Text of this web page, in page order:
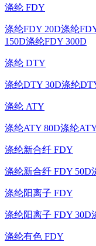
涤纶 FDY
涤纶FDY 20D涤纶
150D涤纶FDY 300D
涤纶 DTY
涤纶DTY 30D涤纶
涤纶 ATY
涤纶ATY 80D涤纶
涤纶新合纤 FDY
涤纶新合纤 FDY 50D
涤纶阳离子 FDY
涤纶阳离子 FDY 30D
涤纶有色 FDY